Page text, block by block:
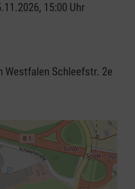
15:00 Uhr
Westfalen Schleefstr. 2e